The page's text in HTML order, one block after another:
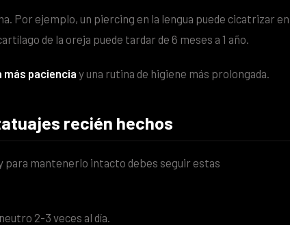
Por ejemplo, un piercing en la lengua puede cicatrizar en
de la oreja puede tardar de 6 meses a 1 año.
más paciencia y una rutina de higiene más prolongada.
recién hechos
para mantenerlo intacto debes seguir estas
2-3 veces al día.